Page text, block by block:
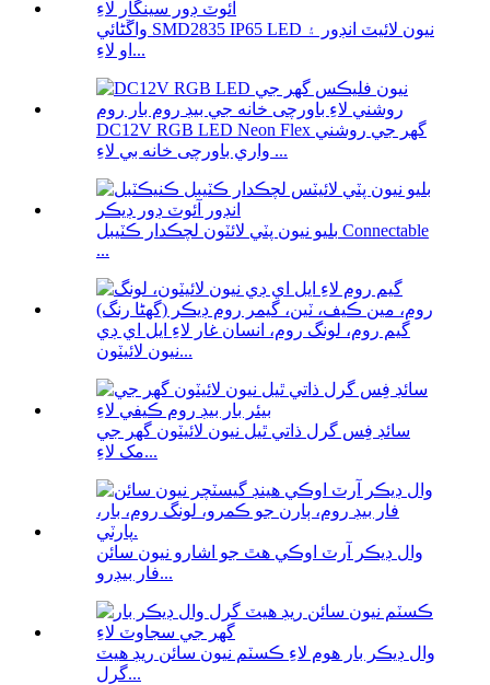
واڱڻائي SMD2835 IP65 LED نيون لائيٽ انڊور ۽
او لاءِ...
DC12V RGB LED Neon Flex گھر جي روشني
واري باورچی خانه بي لاءِ ...
بليو نيون پٽي لائٽون لچڪدار ڪٽيبل Connectable
...
گيم روم، لونگ روم، انسان غار لاءِ ايل اي ڊي
نيون لائيٽون...
سائڊ فِس گرل ذاتي ٿيل نيون لائيٽون گھر جي
مک لاءِ...
وال ڊيڪر آرٽ اوڪي هٿ جو اشارو نيون سائن
فار بيڊرو...
وال ڊيڪر بار هوم لاءِ ڪسٽم نيون سائن ريڊ هيٽ
گرل...